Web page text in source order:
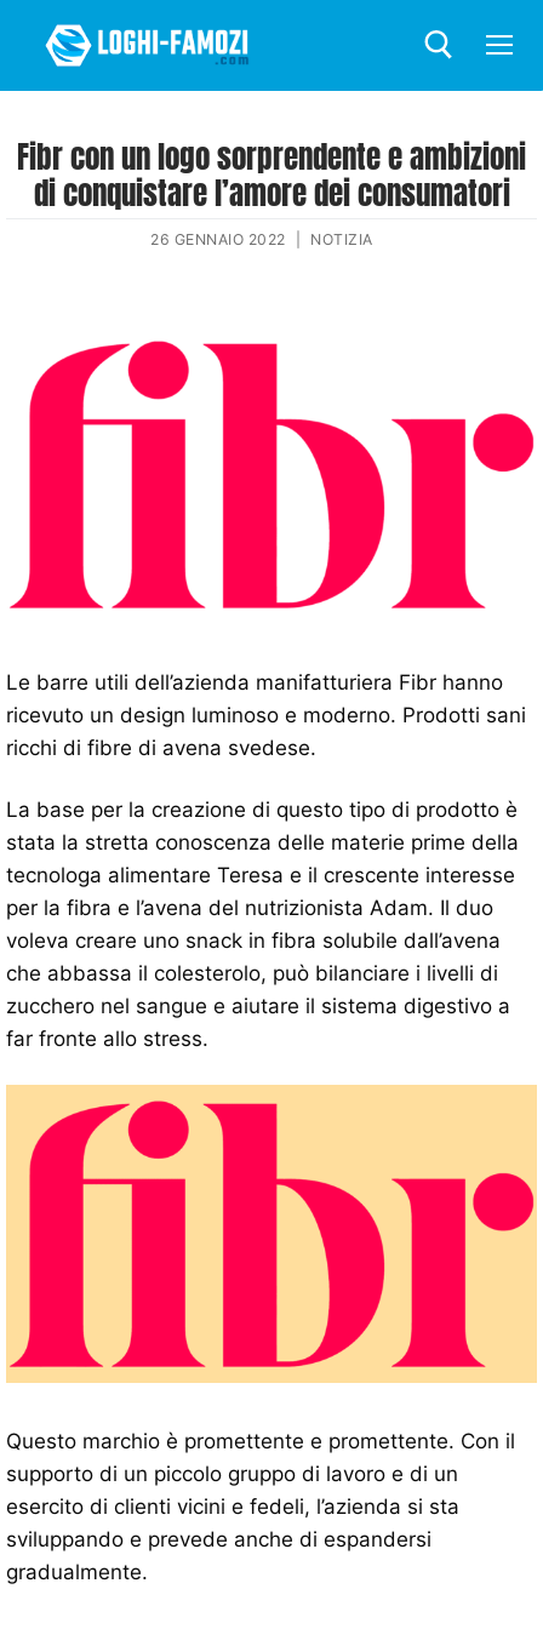
Fibr con un logo sorprendente e ambizioni
di conquistare l’amore dei consumatori
26 GENNAIO 2022 NOTIZIA
Le barre utili dell’azienda manifatturiera Fibr hanno
ricevuto un design luminoso e moderno. Prodotti sani
ricchi di fibre di avena svedese.
La base per la creazione di questo tipo di prodotto è
stata la stretta conoscenza delle materie prime della
tecnologa alimentare Teresa e il crescente interesse
per la fibra e l’avena del nutrizionista Adam. Il duo
voleva creare uno snack in fibra solubile dall’avena
che abbassa il colesterolo, può bilanciare i livelli di
zucchero nel sangue e aiutare il sistema digestivo a
far fronte allo stress.
Questo marchio è promettente e promettente. Con il
supporto di un piccolo gruppo di lavoro e di un
esercito di clienti vicini e fedeli, l’azienda si sta
sviluppando e prevede anche di espandersi
gradualmente.